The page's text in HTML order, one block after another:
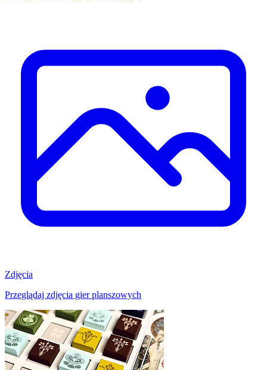
Zdjęcia
Przeglądaj zdjęcia gier planszowych